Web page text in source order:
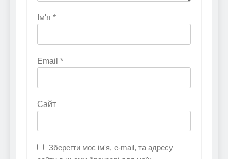
Ім'я *
Email *
Сайт
Зберегти моє ім'я, e-mail, та адресу